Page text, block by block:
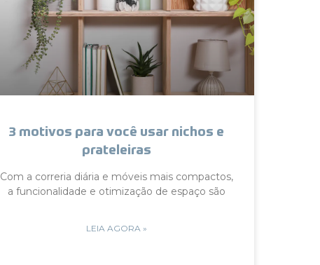
3 motivos para você usar nichos e
prateleiras
Com a correria diária e móveis mais compactos,
a funcionalidade e otimização de espaço são
LEIA AGORA »